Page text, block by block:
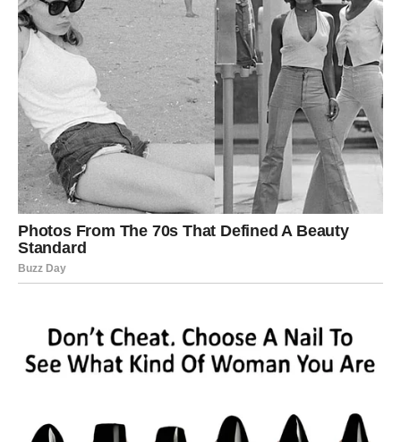
To je odgovor koji ste prizivali svojim mislima, željama i
nadom.
To je vijest koja donosi olakšanje.
To je poruka koja vraća osmijeh.
I to je početak perioda tokom kojeg ćete mnogo češće
osjećati sreću nego brigu.
Zato obratite pažnju na znakove, razgovore i ljude koji
Jer jedna poruka koju dugo čekate mogla bi promijeniti
mnogo više nego što sada možete zamisliti.